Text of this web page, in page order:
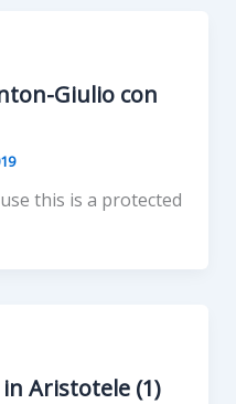
Giulio con
this is a protected
Aristotele (1)